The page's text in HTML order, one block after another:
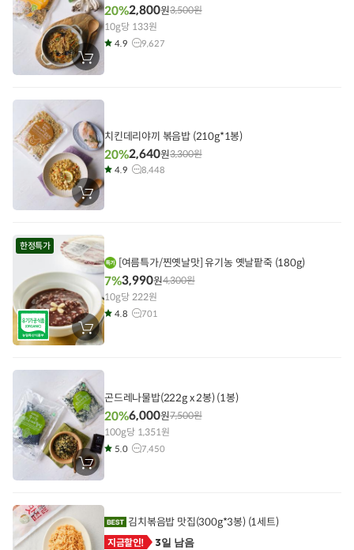
장
바
에
기
20%2,800원3,500원
10g당 133원
4.9 9,627
장
바
에
담
기
치킨데리야끼 볶음밥 (210g*1봉)
20%2,640원3,300원
4.9 8,448
한정특가
장
바
에
담
기
[여름특가/찐옛날맛] 유기농 옛날팥죽 (180g)
7%3,990원4,300원
10g당 222원
4.8 701
장
바
에
기
곤드레나물밥(222g x 2봉) (1봉)
20%6,000원7,500원
100g당 1,351원
5.0 7,450
김치볶음밥 맛집(300g*3봉) (1세트)
지금할인! 3일 남음